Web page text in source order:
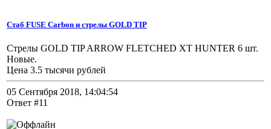
Стаб FUSE Carbon и стрелы GOLD TIP
Стрелы GOLD TIP ARROW FLETCHED XT HUNTER 6 шт.
Новые.
Цена 3.5 тысячи рублей
05 Сентября 2018, 14:04:54
Ответ #11